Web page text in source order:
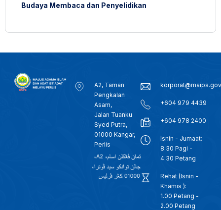
Budaya Membaca dan Penyelidikan
A2, Taman
Pengkalan
Asam,
Jalan Tuanku
Syed Putra,
01000 Kangar,
Perlis
+604 979 4439
+604 978 2400
Isnin - Jumaat:
8.30 Pagi -
4:30 Petang
Rehat (Isnin -
Khamis ):
1.00 Petang -
2.00 Petang